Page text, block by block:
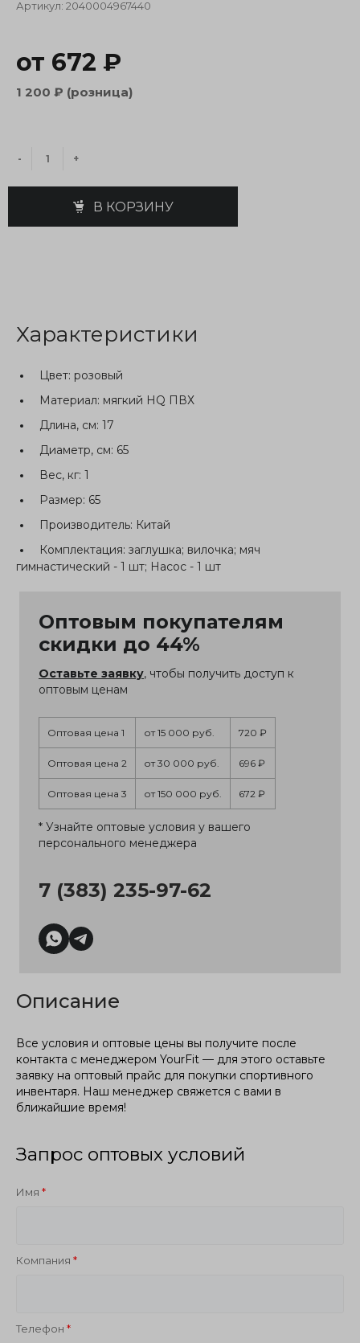
Артикул: 2040004967440
от 672 ₽
1 200 ₽ (розница)
- +
В КОРЗИНУ
Характеристики
Цвет: розовый
Материал: мягкий HQ ПВХ
Длина, см: 17
Диаметр, см: 65
Вес, кг: 1
Размер: 65
Производитель: Китай
Комплектация: заглушка; вилочка; мяч
гимнастический - 1 шт; Насос - 1 шт
Оптовым покупателям
скидки до 44%
Оставьте заявку, чтобы получить доступ к
оптовым ценам
Оптовая цена 1 от 15 000 руб. 720 ₽
Оптовая цена 2 от 30 000 руб. 696 ₽
Оптовая цена 3 от 150 000 руб. 672 ₽
* Узнайте оптовые условия у вашего
персонального менеджера
7 (383) 235-97-62
Описание
Все условия и оптовые цены вы получите после
контакта с менеджером YourFit — для этого оставьте
заявку на оптовый прайс для покупки спортивного
инвентаря. Наш менеджер свяжется с вами в
ближайшие время!
Запрос оптовых условий
Имя
Компания
Телефон